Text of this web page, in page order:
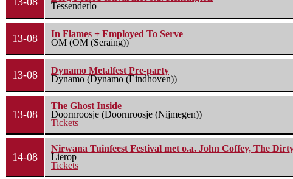
Tessenderlo
13-08
In Flames + Employed To Serve
OM (OM (Seraing))
13-08
Dynamo Metalfest Pre-party
Dynamo (Dynamo (Eindhoven))
13-08
The Ghost Inside
Doornroosje (Doornroosje (Nijmegen))
Tickets
14-08
Nirwana Tuinfeest Festival met o.a. John Coffey, The
Lierop
Tickets